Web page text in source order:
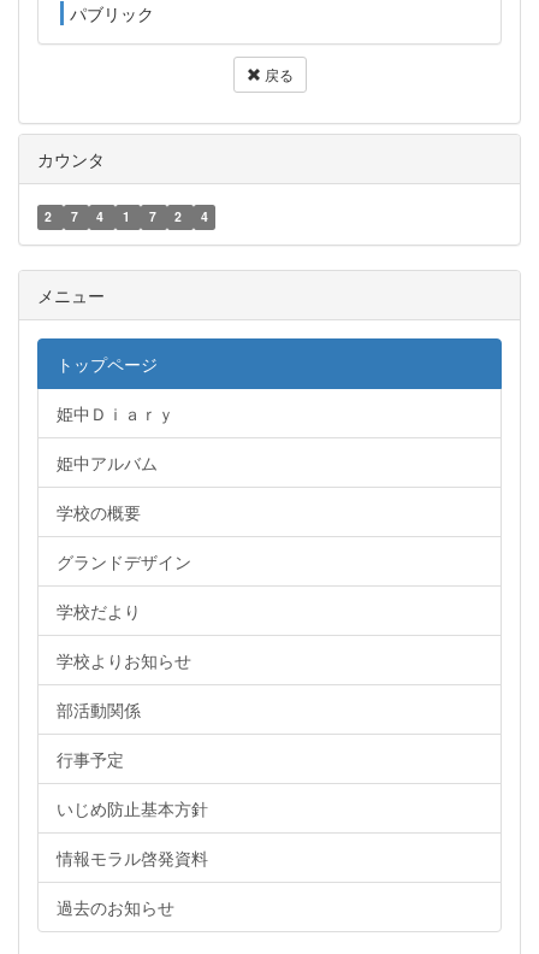
パブリック
戻る
カウンタ
2 7 4 1 7 2 4
メニュー
トップページ
姫中Ｄｉａｒｙ
姫中アルバム
学校の概要
グランドデザイン
学校だより
学校よりお知らせ
部活動関係
行事予定
いじめ防止基本方針
情報モラル啓発資料
過去のお知らせ